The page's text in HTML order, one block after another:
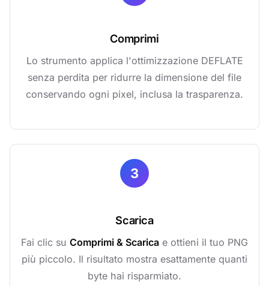
Comprimi
Lo strumento applica l'ottimizzazione DEFLATE
senza perdita per ridurre la dimensione del file
conservando ogni pixel, inclusa la trasparenza.
3
Scarica
Fai clic su Comprimi & Scarica e ottieni il tuo PNG
più piccolo. Il risultato mostra esattamente quanti
byte hai risparmiato.